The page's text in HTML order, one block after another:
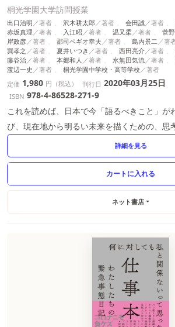
桐光学園大学訪問授業
出口治明 沢木耕太郎 会田誠
赤坂真理
入江昭 温又柔
菅
岸政彦
郡司ペギオ幸夫 島内景二
巽孝之
夏井いつき 西田亮介
藤谷治
本郷和人 水無田気流
渡辺一史
桐光学園中学校・高等学校
定価 1,980 円（税込） 刊行日 2020年03月25日
ISBN 978-4-86528-271-9
これを読めば、日本で今「語るべきこと」
び、現在地から明るい未来を描くための、思
詳細を見る
ネット書店